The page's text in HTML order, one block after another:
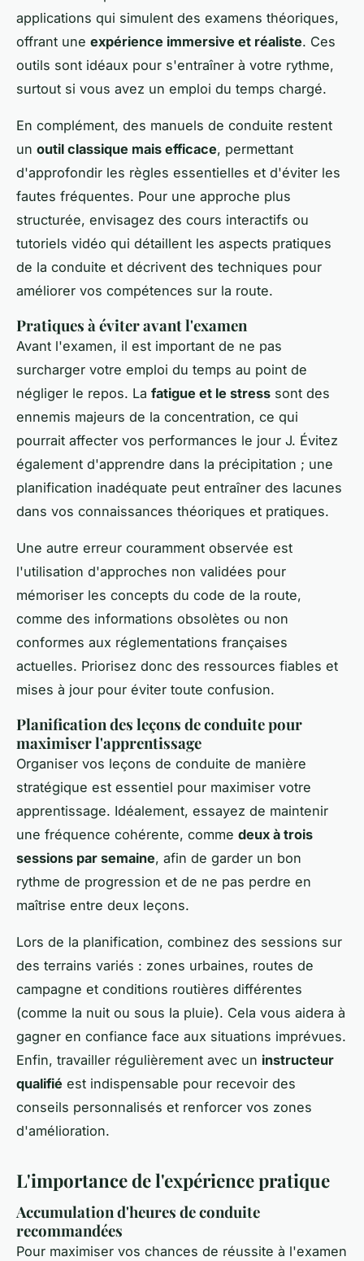
applications qui simulent des examens théoriques,
offrant une expérience immersive et réaliste. Ces
outils sont idéaux pour s'entraîner à votre rythme,
surtout si vous avez un emploi du temps chargé.
En complément, des manuels de conduite restent
un outil classique mais efficace, permettant
d'approfondir les règles essentielles et d'éviter les
fautes fréquentes. Pour une approche plus
structurée, envisagez des cours interactifs ou
tutoriels vidéo qui détaillent les aspects pratiques
de la conduite et décrivent des techniques pour
améliorer vos compétences sur la route.
Pratiques à éviter avant l'examen
Avant l'examen, il est important de ne pas
surcharger votre emploi du temps au point de
négliger le repos. La fatigue et le stress sont des
ennemis majeurs de la concentration, ce qui
pourrait affecter vos performances le jour J. Évitez
également d'apprendre dans la précipitation ; une
planification inadéquate peut entraîner des lacunes
dans vos connaissances théoriques et pratiques.
Une autre erreur couramment observée est
l'utilisation d'approches non validées pour
mémoriser les concepts du code de la route,
comme des informations obsolètes ou non
conformes aux réglementations françaises
actuelles. Priorisez donc des ressources fiables et
mises à jour pour éviter toute confusion.
Planification des leçons de conduite pour
maximiser l'apprentissage
Organiser vos leçons de conduite de manière
stratégique est essentiel pour maximiser votre
apprentissage. Idéalement, essayez de maintenir
une fréquence cohérente, comme deux à trois
sessions par semaine, afin de garder un bon
rythme de progression et de ne pas perdre en
maîtrise entre deux leçons.
Lors de la planification, combinez des sessions sur
des terrains variés : zones urbaines, routes de
campagne et conditions routières différentes
(comme la nuit ou sous la pluie). Cela vous aidera à
gagner en confiance face aux situations imprévues.
Enfin, travailler régulièrement avec un instructeur
qualifié est indispensable pour recevoir des
conseils personnalisés et renforcer vos zones
d'amélioration.
L'importance de l'expérience pratique
Accumulation d'heures de conduite
recommandées
Pour maximiser vos chances de réussite à l'examen